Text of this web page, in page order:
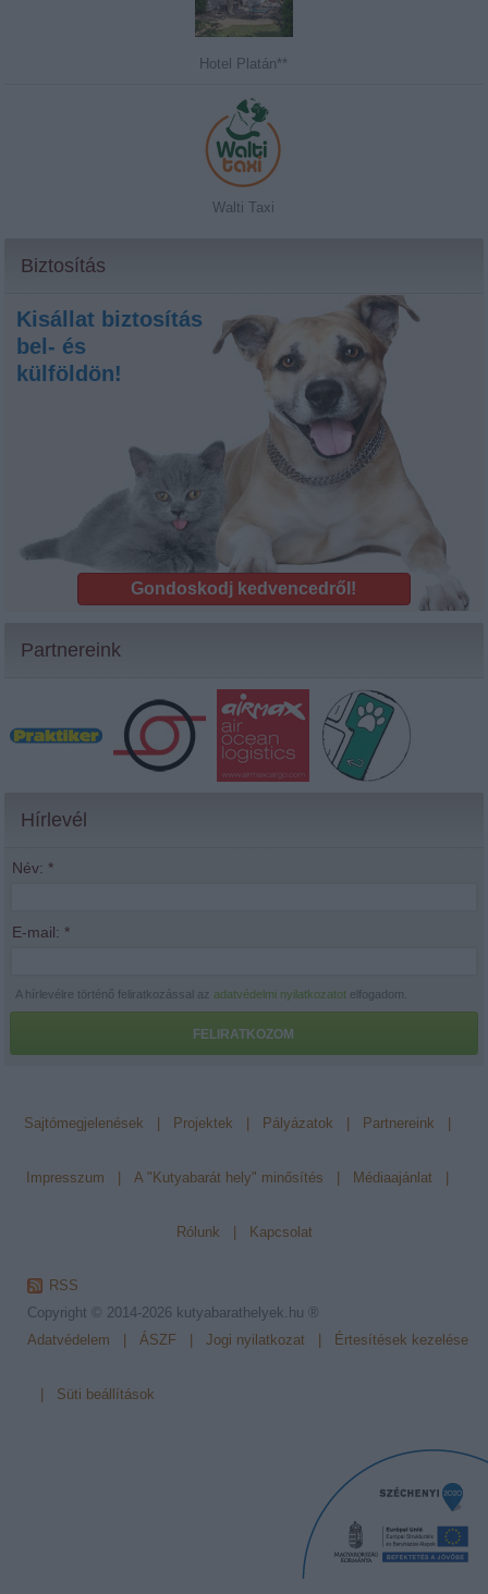
Hotel Platán**
Walti Taxi
Biztosítás
Kisállat biztosítás
bel- és
külföldön!
Gondoskodj kedvencedről!
Partnereink
Hírlevél
Név: *
E-mail: *
A hírlevélre történő feliratkozással azadatvédelmi nyilatkozatot elfogadom.
FELIRATKOZOM
Sajtómegjelenések Projektek Pályázatok Partnereink
Impresszum A "Kutyabarát hely" minősítés Médiaajánlat
Rólunk Kapcsolat
RSS
Copyright © 2014-2026 kutyabarathelyek.hu ®
Adatvédelem
ÁSZF Jogi nyilatkozat Értesítések kezelése
Süti beállítások